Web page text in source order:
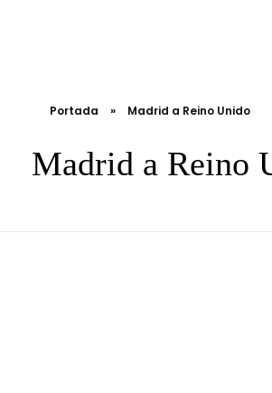
Portada » Madrid a Reino Unido
Madrid a Reino